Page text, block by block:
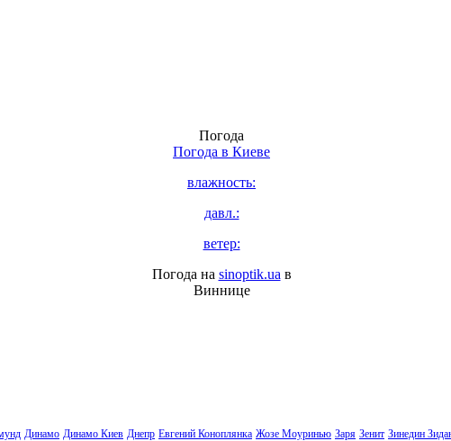
Погода
Погода в Киеве
влажность:
давл.:
ветер:
Погода на sinoptik.ua в
Виннице
Динамо Динамо Киев Днепр Евгений Коноплянка Жозе Моуринью Заря Зенит Зинедин